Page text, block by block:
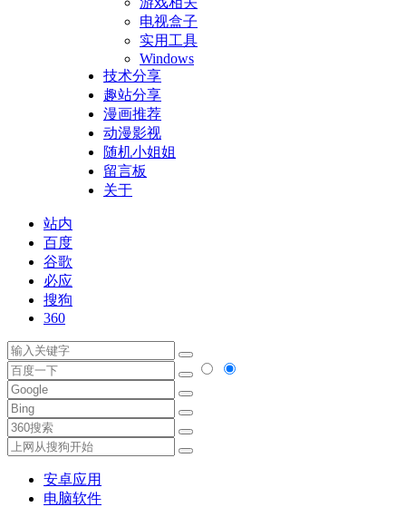
电视盒子
实用工具
Windows
技术分享
趣站分享
漫画推荐
动漫影视
随机小姐姐
留言板
关于
站内
百度
谷歌
必应
搜狗
360
安卓应用
电脑软件